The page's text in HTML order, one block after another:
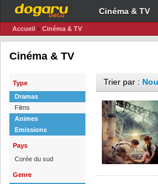
Cinéma & TV
Accueil » Cinéma & TV
Cinéma & TV
Type
Dramas
Films
Animes
Emissions
Pays
Corée du sud
Genre
Trier par :